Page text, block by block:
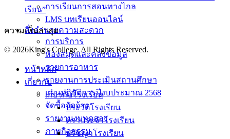
การเรียนการสอนทางไกล
LMS บทเรียนออนไลน์
สิ่งอำนวยความสะดวก
การบริการ
ห้องสมุดและคลังข้อมูล
รายการอาหาร
รายงานการประเมินสถานศึกษา
แผนปฏิบัติการปีงบประมาณ 2568
จัดซื้อจัดจ้าง
รายงานงบทดลอง
ภาพกิจกรรม
เรียน”
ความเห็นล่าสุด
© 2026King's College. All Rights Reserved.
หน้าหลัก
เกี่ยวกับ
เกี่ยวกับโรงเรียน
ประวัติโรงเรียน
ตราประจำโรงเรียน
ปรัชญาโรงเรียน